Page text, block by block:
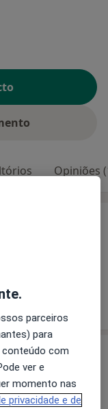
Opiniões
parceiros
para
com
ver e
momento nas
privacidade e de